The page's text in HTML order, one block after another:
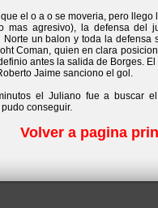
el o a o se moveria, pero
mas agresivo), la defensa del
un balon y toda la defensa
Coman, quien en clara
antes la salida de Borges.
Jaime sanciono el gol.
el Juliano fue a buscar
conseguir.
Volver a pagina